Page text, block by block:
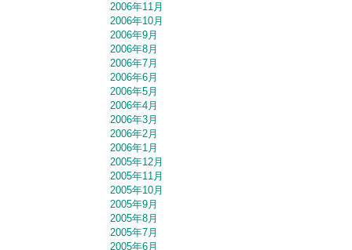
2006年11月
2006年10月
2006年9月
2006年8月
2006年7月
2006年6月
2006年5月
2006年4月
2006年3月
2006年2月
2006年1月
2005年12月
2005年11月
2005年10月
2005年9月
2005年8月
2005年7月
2005年6月